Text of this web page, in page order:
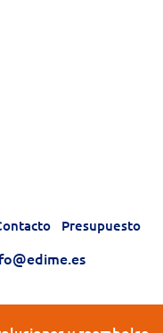
Presupuesto